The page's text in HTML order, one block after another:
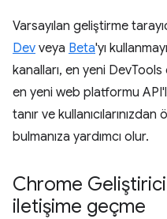
Varsayılan geliştirme
Dev veya Beta'yı
kanalları, en yeni
en yeni web platformu
tanır ve
bulmanıza yardımcı olur.
Chrome Geliştirici
iletişime geçme